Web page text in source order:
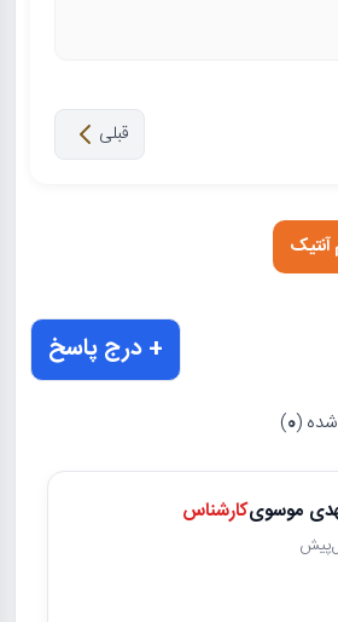
قبلی
آنتیک
+ درج پاسخ
(
0
)
موسویکارشناس
پیش